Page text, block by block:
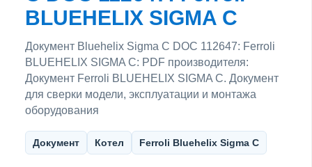
BLUEHELIX SIGMA C
Документ Bluehelix Sigma C DOC 112647: Ferroli
BLUEHELIX SIGMA C: PDF производителя:
Документ Ferroli BLUEHELIX SIGMA C. Документ
для сверки модели, эксплуатации и монтажа
оборудования
Документ Котел Ferroli Bluehelix Sigma C